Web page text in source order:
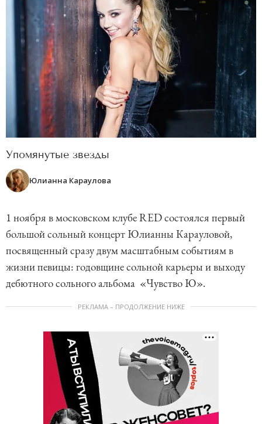
Упомянутые звезды
Юлианна Караулова
1 ноября в московском клубе RED состоялся первый
большой сольный концерт Юлианны Карауловой,
посвященный сразу двум масштабным событиям в
жизни певицы: годовщине сольной карьеры и выходу
дебютного сольного альбома «Чувство Ю».
РЕКЛАМА – ПРОДОЛЖЕНИЕ НИЖЕ